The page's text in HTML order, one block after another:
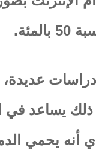
دراسات
ذلك يساعد
أنه يحمي